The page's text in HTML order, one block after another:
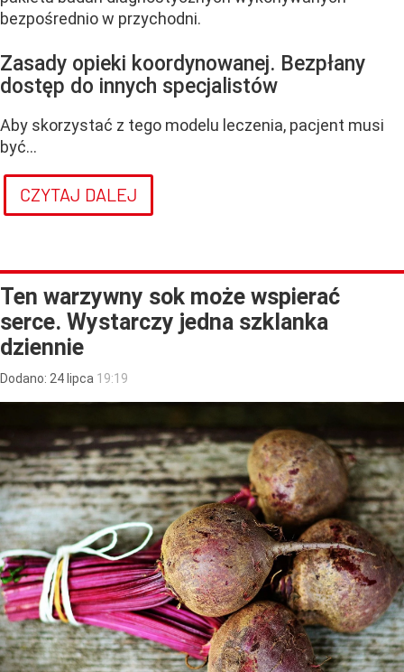
bezpośrednio w przychodni.
Zasady opieki koordynowanej. Bezpłany
dostęp do innych specjalistów
Aby skorzystać z tego modelu leczenia, pacjent musi
być...
CZYTAJ DALEJ
Ten warzywny sok może wspierać
serce. Wystarczy jedna szklanka
dziennie
Dodano: 24 lipca 19:19